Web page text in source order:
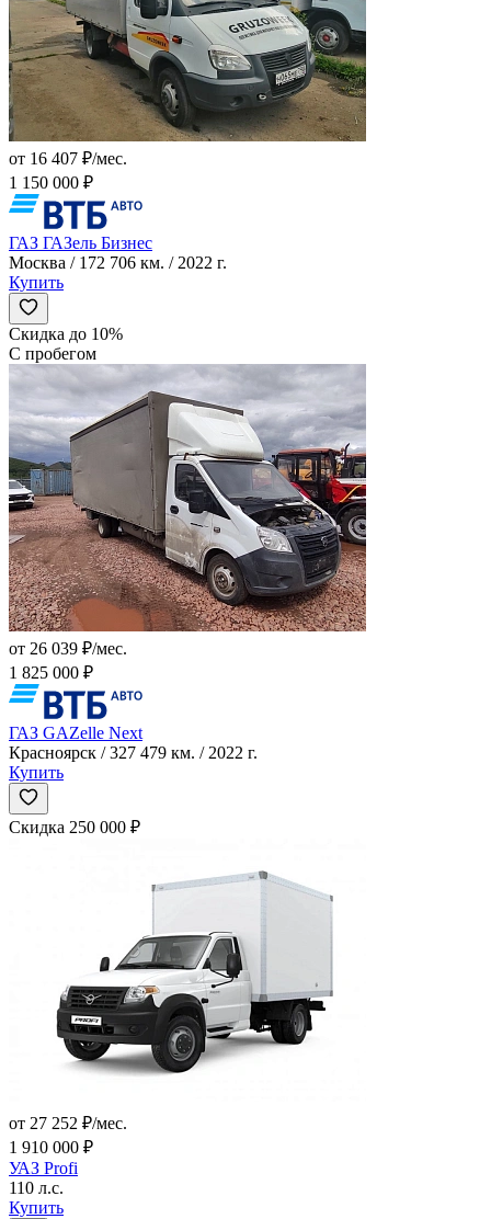
от 16 407 ₽/мес.
1 150 000 ₽
ГАЗ ГАЗель Бизнес
Москва / 172 706 км. / 2022 г.
Купить
Скидка до 10%
С пробегом
от 26 039 ₽/мес.
1 825 000 ₽
ГАЗ GAZelle Next
Красноярск / 327 479 км. / 2022 г.
Купить
Скидка 250 000 ₽
от 27 252 ₽/мес.
1 910 000 ₽
УАЗ Profi
110 л.с.
Купить